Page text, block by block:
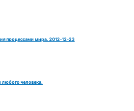
процессами мира. 2012-12-23
человека.